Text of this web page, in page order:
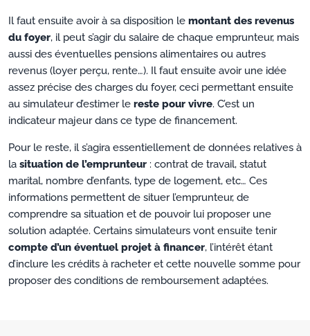
Il faut ensuite avoir à sa disposition le montant des revenus
du foyer, il peut s’agir du salaire de chaque emprunteur, mais
aussi des éventuelles pensions alimentaires ou autres
revenus (loyer perçu, rente…). Il faut ensuite avoir une idée
assez précise des charges du foyer, ceci permettant ensuite
au simulateur d’estimer le reste pour vivre. C’est un
indicateur majeur dans ce type de financement.
Pour le reste, il s’agira essentiellement de données relatives à
la situation de l’emprunteur : contrat de travail, statut
marital, nombre d’enfants, type de logement, etc… Ces
informations permettent de situer l’emprunteur, de
comprendre sa situation et de pouvoir lui proposer une
solution adaptée. Certains simulateurs vont ensuite tenir
compte d’un éventuel projet à financer, l’intérêt étant
d’inclure les crédits à racheter et cette nouvelle somme pour
proposer des conditions de remboursement adaptées.